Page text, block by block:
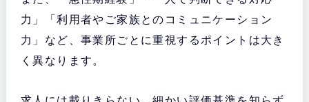
力」「利用者やご家族とのコミュニケーション
力」など、事業所ごとに重視するポイントは大き
く異なります。